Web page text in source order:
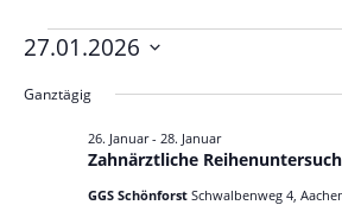
Veranstaltungen
27.
Januar
2026
27.01.2026
wählen.
Ganztägig
Zahnärztliche
26. Januar- 28. Januar
GGS Schönforst Schwalbenweg 4,